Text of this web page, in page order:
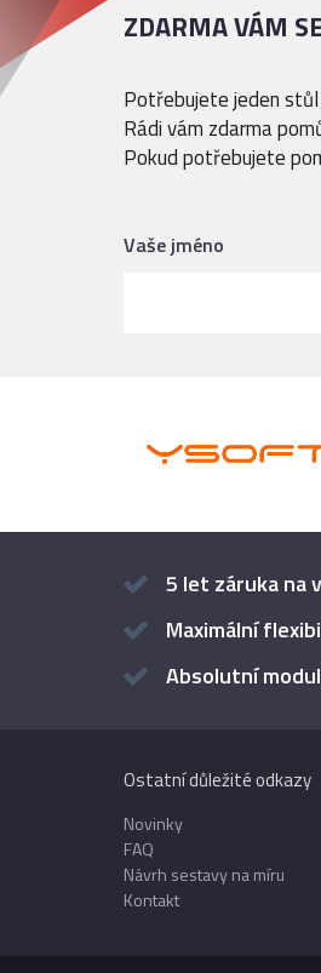
ZDARMA VÁM
Potřebujete jeden
Rádi vám zdarma
Pokud potřebujete
Vaše jméno
5 let záruka na
Maximální
Absolutní
Ostatní důležité odkazy
Novinky
FAQ
Návrh sestavy na míru
Kontakt